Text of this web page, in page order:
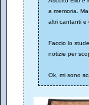
a memoria.
altri cantanti e
Faccio lo
notizie per
Ok, mi sono